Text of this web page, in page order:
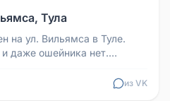
Тула
на ул. Вильямса в Туле.
даже ошейника нет.
из VK